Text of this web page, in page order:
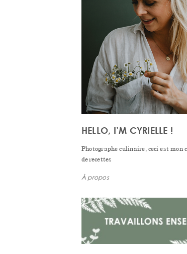
HELLO, I’M CYRIELLE !
Photographe culinaire, ceci est mon
de recettes
À propos